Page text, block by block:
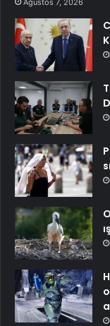
Ağustos 7, 2026